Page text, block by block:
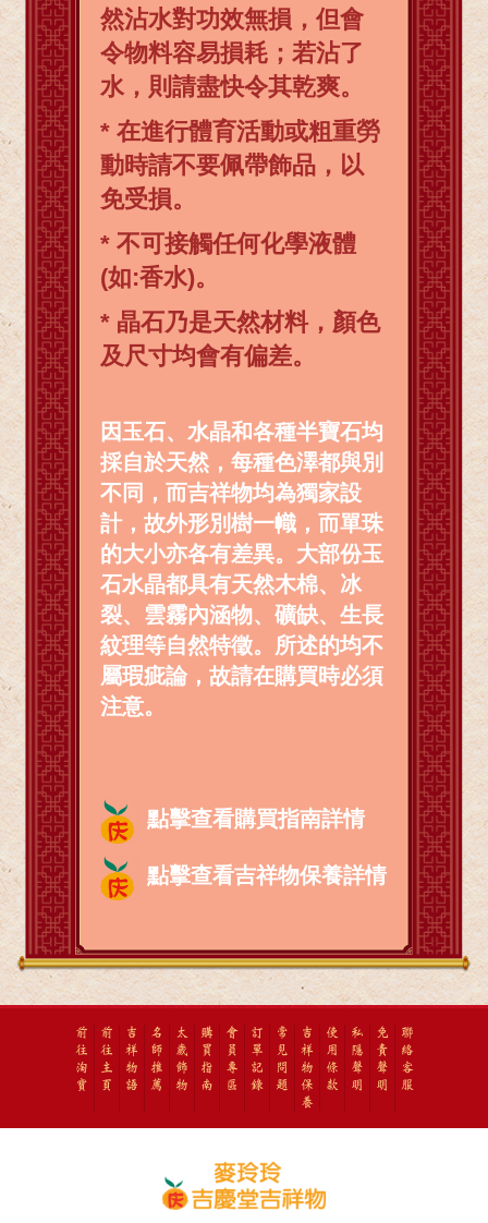
然沾水對功效無損，但會
令物料容易損耗；若沾了
水，則請盡快令其乾爽。
* 在進行體育活動或粗重勞
動時請不要佩帶飾品，以
免受損。
* 不可接觸任何化學液體
(如:香水)。
* 晶石乃是天然材料，顏色
及尺寸均會有偏差。
因玉石、水晶和各種半寶石均
採自於天然，每種色澤都與別
不同，而吉祥物均為獨家設
計，故外形別樹一幟，而單珠
的大小亦各有差異。大部份玉
石水晶都具有天然木棉、冰
裂、雲霧內涵物、礦缺、生長
紋理等自然特徵。所述的均不
屬瑕疵論，故請在購買時必須
注意。
點擊查看購買指南詳情
點擊查看吉祥物保養詳情
前
往
淘
寶
前
往
主
頁
吉
祥
物
語
名
師
推
薦
太
歲
飾
物
購
買
指
南
會
員
專
區
訂
單
記
錄
常
見
問
題
吉
祥
物
保
養
使
用
條
款
私
隱
聲
明
免
責
聲
明
聯
絡
客
服